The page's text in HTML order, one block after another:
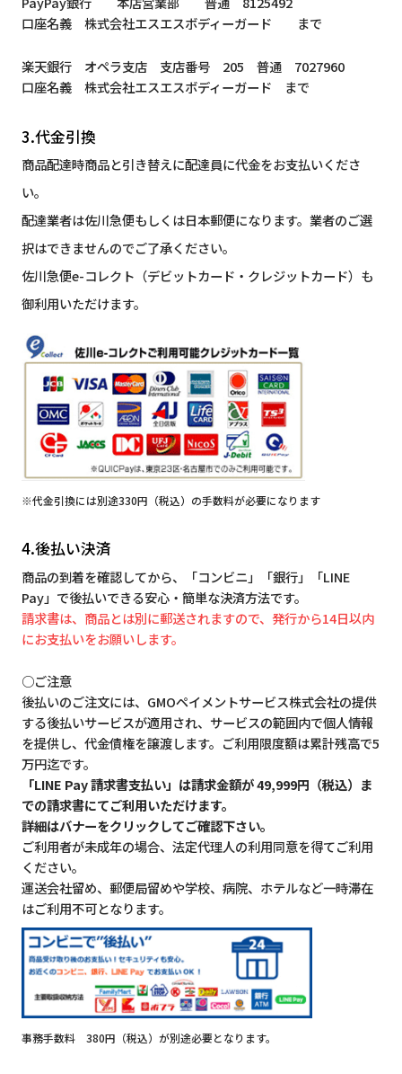
口座名義 株式会社エスエスボディーガード まで
楽天銀行 オペラ支店 支店番号 205 普通 7027960
口座名義 株式会社エスエスボディーガード まで
3.代金引換
商品配達時商品と引き替えに配達員に代金をお支払いくださ
い。
配達業者は佐川急便もしくは日本郵便になります。業者のご選
択はできませんのでご了承ください。
佐川急便e-コレクト（デビットカード・クレジットカード）も
御利用いただけます。
※代金引換には別途330円（税込）の手数料が必要になります
4.後払い決済
商品の到着を確認してから、「コンビニ」「銀行」「LINE
Pay」で後払いできる安心・簡単な決済方法です。
請求書は、商品とは別に郵送されますので、発行から14日以内
にお支払いをお願いします。
○ご注意
後払いのご注文には、GMOペイメントサービス株式会社の提供
する後払いサービスが適用され、サービスの範囲内で個人情報
を提供し、代金債権を譲渡します。ご利用限度額は累計残高で5
万円迄です。
「LINE Pay 請求書支払い」は請求金額が 49,999円（税込）ま
での請求書にてご利用いただけます。
詳細はバナーをクリックしてご確認下さい。
ご利用者が未成年の場合、法定代理人の利用同意を得てご利用
ください。
運送会社留め、郵便局留めや学校、病院、ホテルなど一時滞在
はご利用不可となります。
事務手数料 380円（税込）が別途必要となります。